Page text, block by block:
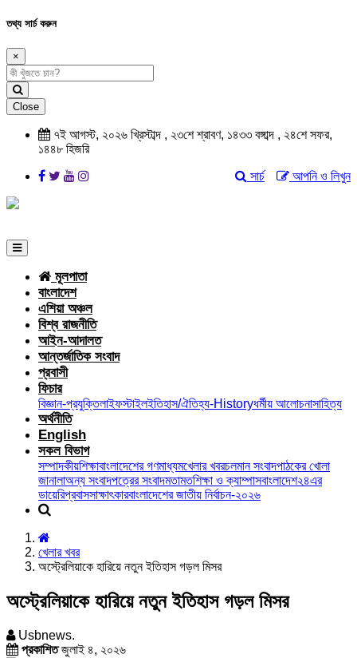
তথ্য সার্চ করুন
×
Close
৭ই আগস্ট, ২০২৬ খ্রিস্টাব্দ , ২৩শে শ্রাবণ, ১৪৩৩ বঙ্গাব্দ , ২৪শে সফর,
১৪৪৮ হিজরি
আপনি ও লিখুন
সার্চ
মূলপাতা
বাংলাদেশ
এশিয়া অঞ্চল
বিশ্ব রাজনীতি
আইন-আদালত
আন্তর্জাতিক সংবাদ
প্রবাসী
ফিচার
বিজ্ঞান-প্রযুক্তিলাইফস্টাইলইতিহাস/ঐতিহ্য-Historyধর্মীয় আলোচনাসাহিত্য
অর্থনীতি
English
সকল বিভাগ
সম্পাদকীয়শিক্ষাবাংলাদেশের গণমাধ্যমখেলার খবরচলমান সংবাদপাঠকের খোলা
জানালাঅন্য সংবাদপত্রের সংবাদমতামতশিক্ষা ও ক্যাম্পাসবাংলাদেশ২৪এর
ডায়েরিপ্রবাসসাক্ষাৎকারবাংলাদেশের জাতীয় নির্বাচন-২০২৬
খেলার খবর
অস্ট্রেলিয়াকে হারিয়ে নতুন ইতিহাস গড়ল মিসর
অস্ট্রেলিয়াকে হারিয়ে নতুন ইতিহাস গড়ল মিসর
Usbnews.
প্রকাশিতজুলাই ৪, ২০২৬